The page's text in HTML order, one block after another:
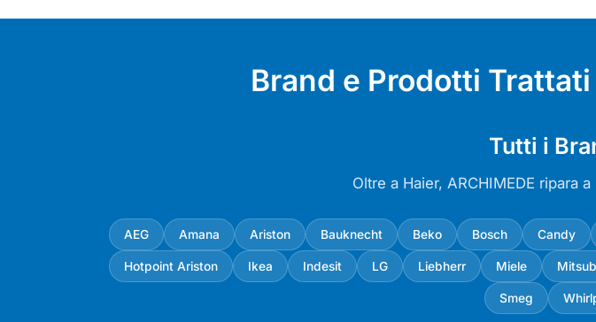
Brand e Prodotti Trattati
Tutti i
Oltre a Haier, ARCHIMEDE ripara
AEG Amana Ariston Bauknecht Beko Bosch Candy
Hotpoint Ariston Ikea Indesit LG Liebherr Miele
Smeg